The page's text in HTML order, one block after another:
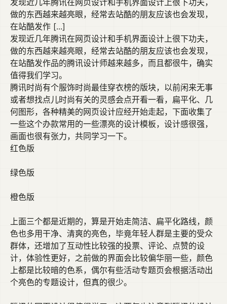
发现近几年腾讯在网页设计和手机界面设计上很下功夫，
做的东西越来越亮眼，经常去站酷的朋友应该也会发现，
在站酷发作 [...]
发现近几年腾讯在网页设计和手机界面设计上很下功夫，
做的东西越来越亮眼，经常去站酷的朋友应该也会发现，
在站酷发作品的腾讯设计师越来越多，而且都很牛，确实
值得我们学习。
腾讯时尚有个服饰时尚最佳穿衣榜的版块，以前闲来无事
或者想找点儿时尚有关的灵感会点开看一看，扁平化、几
何图形，各种精美的网页设计应经开始走起，下面收集了
一些这个办款常用的一些漂亮的设计模板，设计感很强，
画面也很有张力，共同学习一下。
红色版
绿色版
橙色版
上面三个都是近期的，算是开始走简洁、扁平化路线，颜
色也多用干净、清爽的亮色，毕竟年轻人群是主要的受众
群体，还增加了互动性比较强的投票、评论、点赞的设
计，体验性更好，之前做的界面会比较偏华丽一些，颜色
上都是比较暗的色系，偶尔有些活动专题页会根据活动出
个亮色的专题设计，但真的很少。